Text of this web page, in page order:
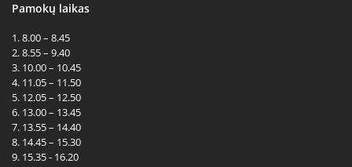
Pamokų laikas
1. 8.00 – 8.45
2. 8.55 – 9.40
3. 10.00 – 10.45
4. 11.05 – 11.50
5. 12.05 – 12.50
6. 13.00 – 13.45
7. 13.55 – 14.40
8. 14.45 – 15.30
9. 15.35 - 16.20